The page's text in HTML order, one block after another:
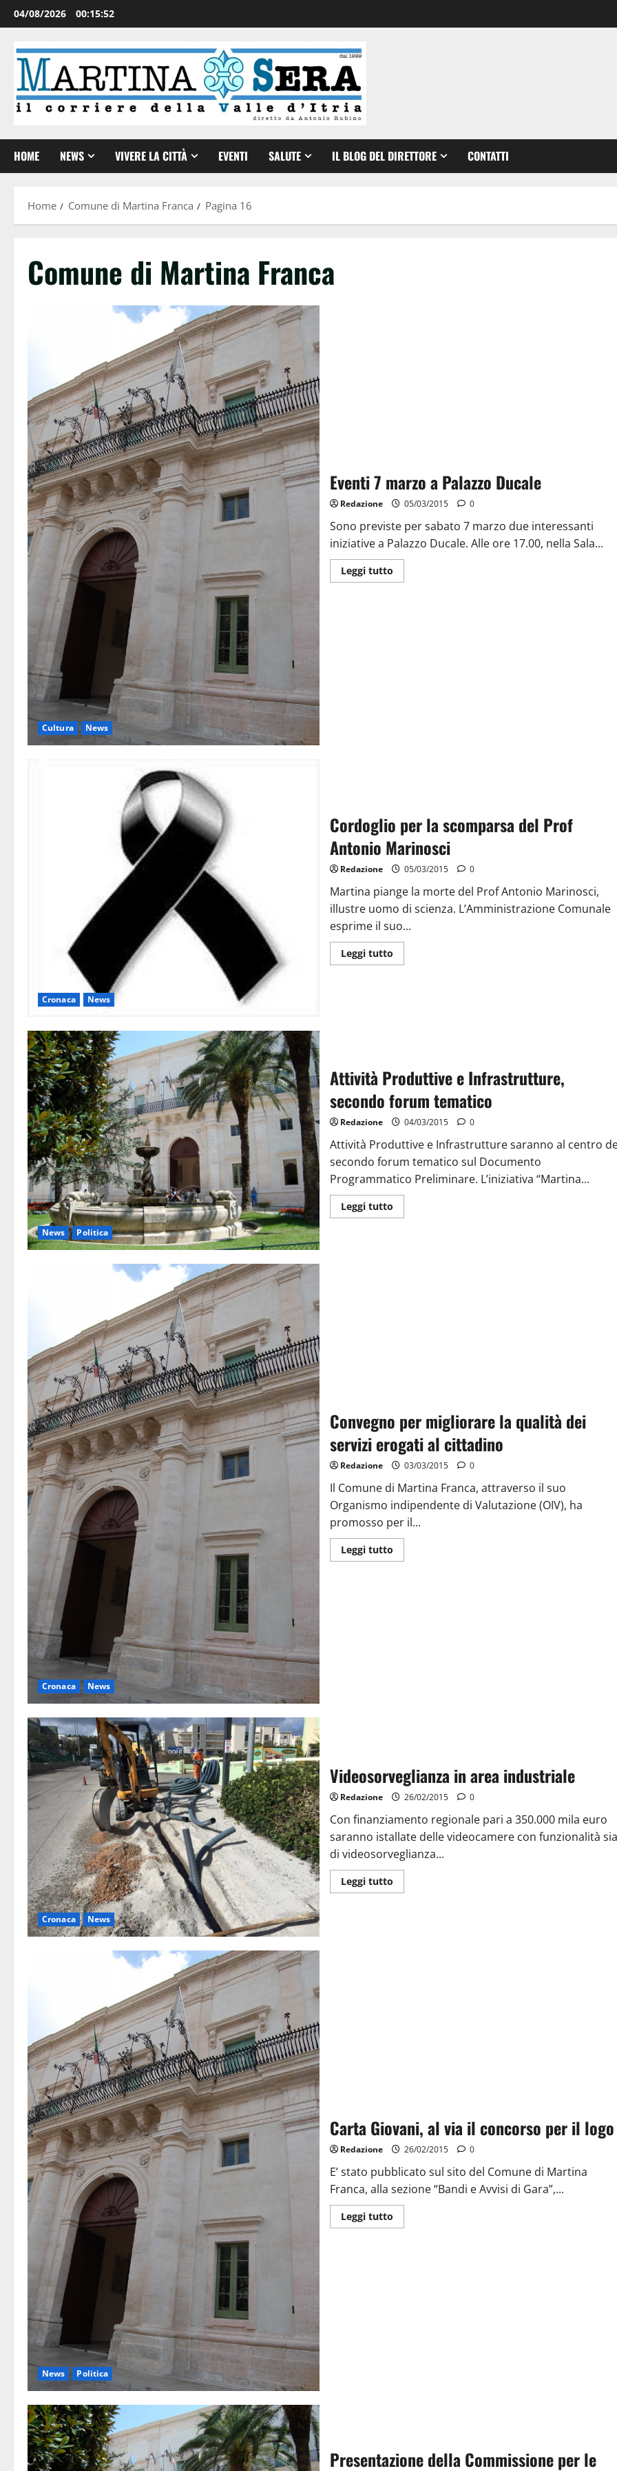
04/08/2026 00:15:53
HOME NEWS VIVERE LA CITTÀ EVENTI SALUTE IL BLOG DEL DIRETTORE CONTATTI
Home Comune di Martina Franca Pagina 16
Comune di Martina Franca
Cultura News
Eventi 7 marzo a Palazzo Ducale
Redazione 05/03/2015 0
Sono previste per sabato 7 marzo due interessanti
iniziative a Palazzo Ducale. Alle ore 17.00, nella Sala...
Leggi tutto
Cronaca News
Cordoglio per la scomparsa del Prof
Antonio Marinosci
Redazione 05/03/2015 0
Martina piange la morte del Prof Antonio Marinosci,
illustre uomo di scienza. L’Amministrazione Comunale
esprime il suo...
Leggi tutto
News Politica
Attività Produttive e Infrastrutture,
secondo forum tematico
Redazione 04/03/2015 0
Attività Produttive e Infrastrutture saranno al centro
secondo forum tematico sul Documento
Programmatico Preliminare. L’iniziativa “Martina...
Leggi tutto
Cronaca News
Convegno per migliorare la qualità dei
servizi erogati al cittadino
Redazione 03/03/2015 0
Il Comune di Martina Franca, attraverso il suo
Organismo indipendente di Valutazione (OIV), ha
promosso per il...
Leggi tutto
Cronaca News
Videosorveglianza in area industriale
Redazione 26/02/2015 0
Con finanziamento regionale pari a 350.000 mila euro
saranno istallate delle videocamere con funzionalità sia
di videosorveglianza...
Leggi tutto
News Politica
Carta Giovani, al via il concorso per il logo
Redazione 26/02/2015 0
E’ stato pubblicato sul sito del Comune di Martina
Franca, alla sezione “Bandi e Avvisi di Gara”,...
Leggi tutto
Presentazione della Commissione per le